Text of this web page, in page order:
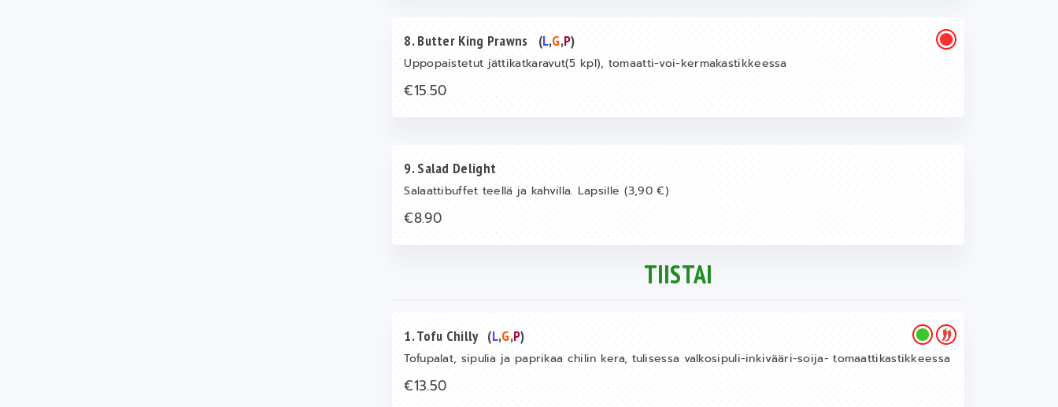
8. Butter King Prawns(L,G,P)
Uppopaistetut jättikatkaravut(5 kpl), tomaatti-voi-kermakastikkeessa
€15.50
9. Salad Delight
Salaattibuffet teellä ja kahvilla. Lapsille (3,90 €)
€8.90
TIISTAI
1. Tofu Chilly(L,G,P)
Tofupalat, sipulia ja paprikaa chilin kera, tulisessa valkosipuli-inkivääri-soija- tomaattikastikkeessa
€13.50